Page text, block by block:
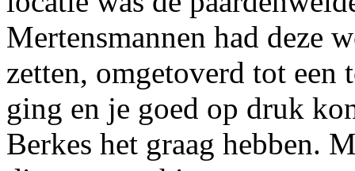
Mertensmannen had deze
zetten, omgetoverd tot
ging en je goed op druk
Berkes het graag hebben.